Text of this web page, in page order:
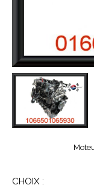
CHOIX :